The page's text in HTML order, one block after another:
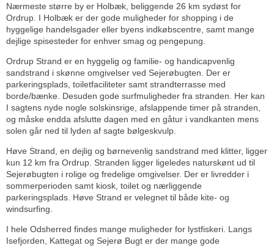
Nærmeste større by er Holbæk, beliggende 26 km sydøst for
Ordrup. I Holbæk er der gode muligheder for shopping i de
hyggelige handelsgader eller byens indkøbscentre, samt mange
dejlige spisesteder for enhver smag og pengepung.
Ordrup Strand er en hyggelig og familie- og handicapvenlig
sandstrand i skønne omgivelser ved Sejerøbugten. Der er
parkeringsplads, toiletfaciliteter samt strandterrasse med
borde/bænke. Desuden gode surfmuligheder fra stranden. Her kan
I sagtens nyde nogle solskinsrige, afslappende timer på stranden,
og måske endda afslutte dagen med en gåtur i vandkanten mens
solen går ned til lyden af sagte bølgeskvulp.
Høve Strand, en dejlig og børnevenlig sandstrand med klitter, ligger
kun 12 km fra Ordrup. Stranden ligger ligeledes naturskønt ud til
Sejerøbugten i rolige og fredelige omgivelser. Der er livredder i
sommerperioden samt kiosk, toilet og nærliggende
parkeringsplads. Høve Strand er velegnet til både kite- og
windsurfing.
I hele Odsherred findes mange muligheder for lystfiskeri. Langs
Isefjorden, Kattegat og Sejerø Bugt er der mange gode